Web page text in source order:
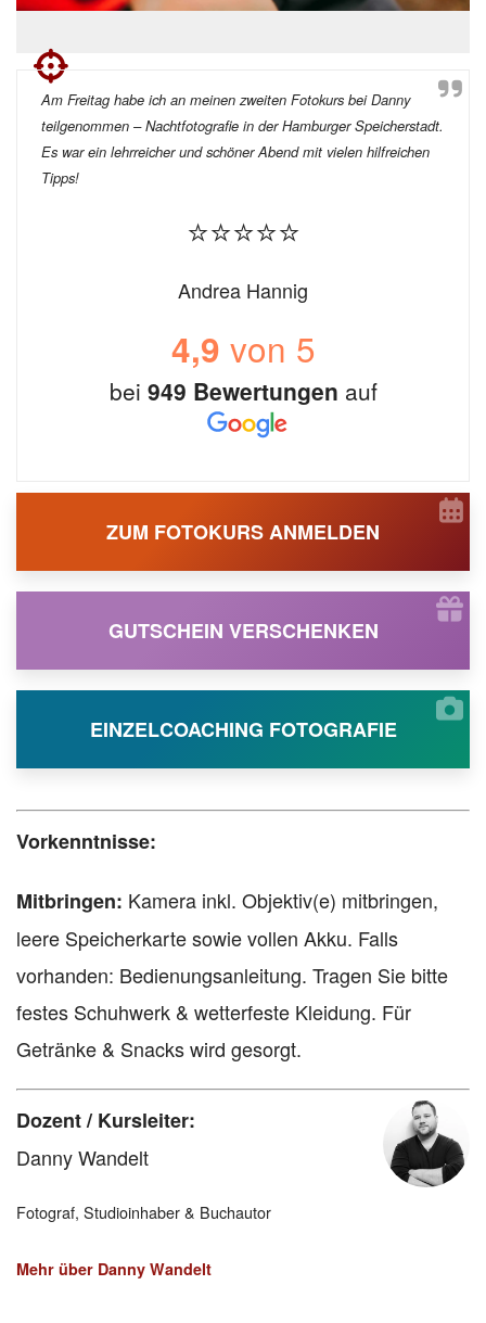
Am Freitag habe ich an meinen zweiten Fotokurs bei Danny
teilgenommen – Nachtfotografie in der Hamburger Speicherstadt.
Es war ein lehrreicher und schöner Abend mit vielen hilfreichen
Tipps!
⭐⭐⭐⭐⭐
Andrea Hannig
4,9 von 5
bei 949 Bewertungen auf
ZUM FOTOKURS ANMELDEN
GUTSCHEIN VERSCHENKEN
EINZELCOACHING FOTOGRAFIE
Vorkenntnisse:
Mitbringen: Kamera inkl. Objektiv(e) mitbringen,
leere Speicherkarte sowie vollen Akku. Falls
vorhanden: Bedienungsanleitung. Tragen Sie bitte
festes Schuhwerk & wetterfeste Kleidung. Für
Getränke & Snacks wird gesorgt.
Dozent / Kursleiter:
Danny Wandelt
Fotograf, Studioinhaber & Buchautor
Mehr über Danny Wandelt